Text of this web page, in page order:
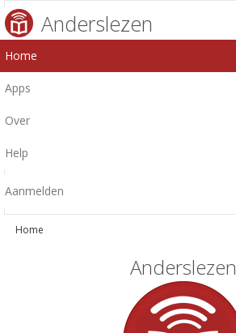
Anderslezen
Home
Apps
Over
Help
Aanmelden
Home
Anderslezen